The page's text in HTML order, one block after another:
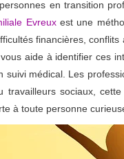
en transition
Evreuxest une
financières,
aide à identifier ces
suivi médical. Les
travailleurs sociaux,
à toute personne